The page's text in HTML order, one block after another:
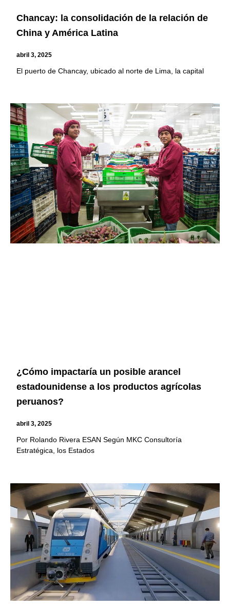
Chancay: la consolidación de la relación de
China y América Latina
abril 3, 2025
El puerto de Chancay, ubicado al norte de Lima, la capital
¿Cómo impactaría un posible arancel
estadounidense a los productos agrícolas
peruanos?
abril 3, 2025
Por Rolando Rivera ESAN Según MKC Consultoría
Estratégica, los Estados